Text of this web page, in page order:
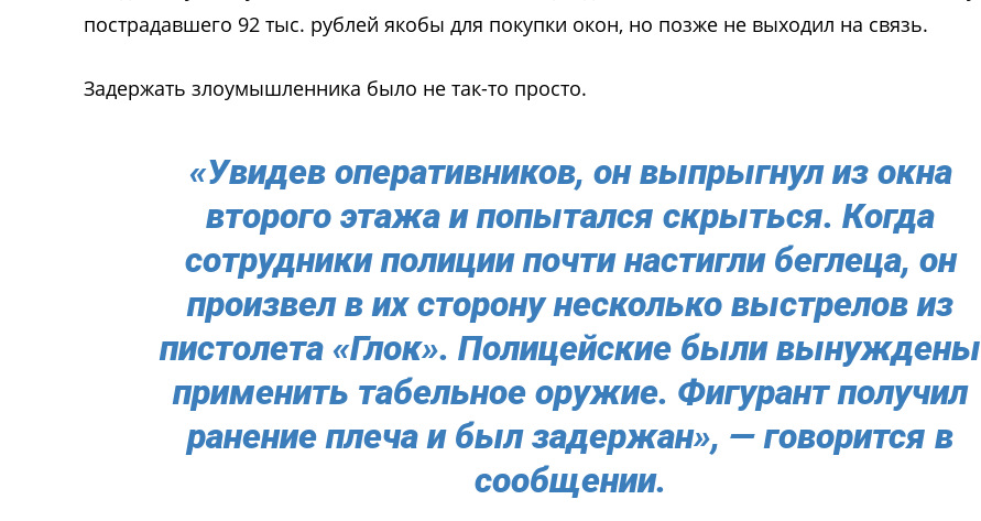
пострадавшего 92 тыс. рублей якобы для покупки окон, но позже не выходил на связь.
Задержать злоумышленника было не так-то просто.
«Увидев оперативников, он выпрыгнул из окна
второго этажа и попытался скрыться. Когда
сотрудники полиции почти настигли беглеца, он
произвел в их сторону несколько выстрелов из
пистолета «Глок». Полицейские были вынуждены
применить табельное оружие. Фигурант получил
ранение плеча и был задержан», — говорится в
сообщении.